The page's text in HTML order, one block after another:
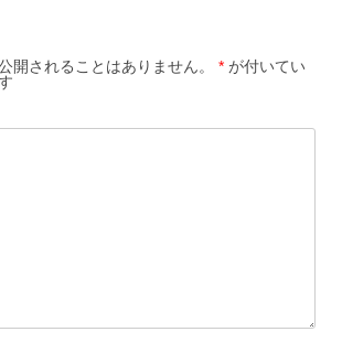
開されることはありません。 * が付いてい